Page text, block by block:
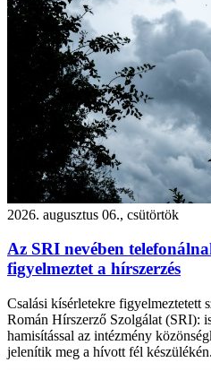
2026. augusztus 06., csütörtök
Az SRI nevében
figyelmeztet a hírszerzés
Csalási kísérletekre figyelmeztetett
Román Hírszerző Szolgálat (SRI):
hamisítással az intézmény
jelenítik meg a hívott fél készülékén.